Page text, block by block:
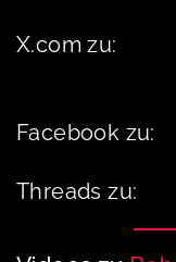
X.com zu:
Facebook zu:
Threads zu: